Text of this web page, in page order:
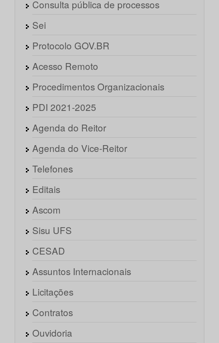
Consulta pública de processos
Sei
Protocolo GOV.BR
Acesso Remoto
Procedimentos Organizacionais
PDI 2021-2025
Agenda do Reitor
Agenda do Vice-Reitor
Telefones
Editais
Ascom
Sisu UFS
CESAD
Assuntos Internacionais
Licitações
Contratos
Ouvidoria